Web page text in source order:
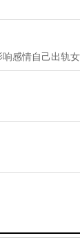
感情自己出轨